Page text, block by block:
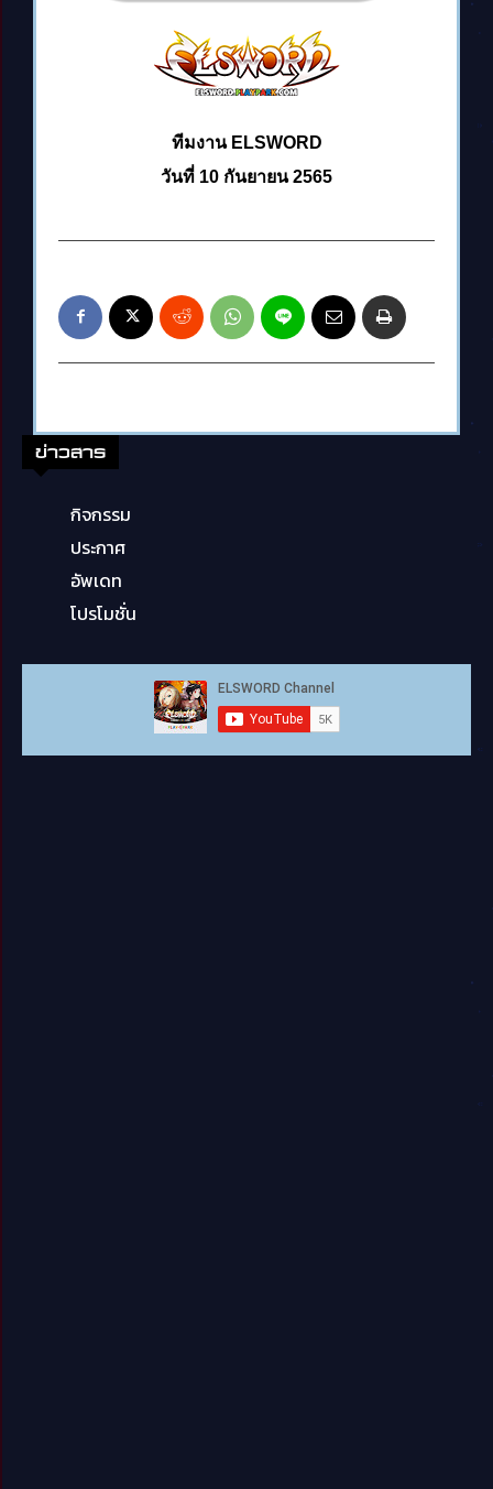
ทีมงาน ELSWORD
วันที่ 10 กันยายน 2565
ข่าวสาร
กิจกรรม
ประกาศ
อัพเดท
โปรโมชั่น